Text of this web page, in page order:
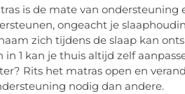
is de mate van
ongeacht je
zich tijdens de slaap kan
1 kan je thuis altijd zelf
Rits het matras open en
nodig dan andere.